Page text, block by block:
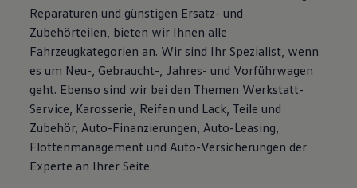
Digitale Extras
Dienste für Ihr Modell finden
Volkswagen Apps, Login und Shop
Handy und Fahrzeug verbinden
Updates für Software, Karten und Radio
Über Ihr Auto
Vorgängermodelle
Kundeninformationen
Volkswagen Kundenbetreuung
Warn- und Kontrollleuchten
Assistenzsysteme
Digitale Betriebsanleitung
Reparaturen und günstigen Ersatz- und
Zubehörteilen, bieten wir Ihnen alle
Fahrzeugkategorien an. Wir sind Ihr Spezialist, wenn
es um Neu-, Gebraucht-, Jahres- und Vorführwagen
geht. Ebenso sind wir bei den Themen Werkstatt-
Service, Karosserie, Reifen und Lack, Teile und
Zubehör, Auto-Finanzierungen, Auto-Leasing,
Flottenmanagement und Auto-Versicherungen der
Experte an Ihrer Seite.